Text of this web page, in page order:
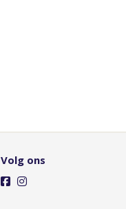
Volg ons